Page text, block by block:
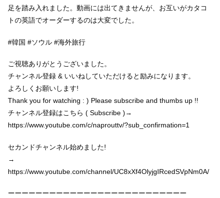
足を踏み入れました。動画には出てきませんが、お互いがカタコ
トの英語でオーダーするのは大変でした。
#韓国 #ソウル #海外旅行
ご視聴ありがとうございました。
チャンネル登録 & いいねしていただけると励みになります。
よろしくお願いします!
Thank you for watching : ) Please subscribe and thumbs up !!
チャンネル登録はこちら ( Subscribe )→
https://www.youtube.com/c/naprouttv/?sub_confirmation=1
セカンドチャンネル始めました!
→
https://www.youtube.com/channel/UC8xXf4OlyjgIRcedSVpNm0A/
ーーーーーーーーーーーーーーーーーーーーーーーーーー